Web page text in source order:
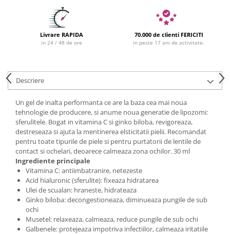
Livrare RAPIDA
in 24 / 48 de ore
70.000 de clienti FERICITI
in peste 17 ani de activitate.
Descriere
Un gel de inalta performanta ce are la baza cea mai noua
tehnologie de producere, si anume noua generatie de lipozomi:
sferulitele. Bogat in vitamina C si ginko biloba, revigoreaza,
destreseaza si ajuta la mentinerea elsticitatii pielii. Recomandat
pentru toate tipurile de piele si pentru purtatorii de lentile de
contact si ochelari, deoarece calmeaza zona ochilor. 30 ml
Ingrediente principale
Vitamina C: antiimbatranire, netezeste
Acid hialuronic (sferulite): fixeaza hidratarea
Ulei de scualan: hraneste, hidrateaza
Ginko biloba: decongestioneaza, diminueaza pungile de sub
ochi
Musetel: relaxeaza, calmeaza, reduce pungile de sub ochi
Galbenele: protejeaza impotriva infectiilor, calmeaza iritatiile